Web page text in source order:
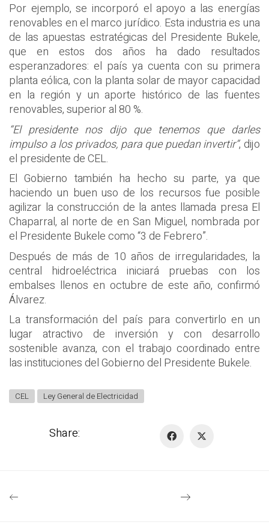
Por ejemplo, se incorporó el apoyo a las energías
renovables en el marco jurídico. Esta industria es una
de las apuestas estratégicas del Presidente Bukele,
que en estos dos años ha dado resultados
esperanzadores: el país ya cuenta con su primera
planta eólica, con la planta solar de mayor capacidad
en la región y un aporte histórico de las fuentes
renovables, superior al 80 %.
“El presidente nos dijo que tenemos que darles
impulso a los privados, para que puedan invertir”, dijo
el presidente de CEL.
El Gobierno también ha hecho su parte, ya que
haciendo un buen uso de los recursos fue posible
agilizar la construcción de la antes llamada presa El
Chaparral, al norte de en San Miguel, nombrada por
el Presidente Bukele como “3 de Febrero”.
Después de más de 10 años de irregularidades, la
central hidroeléctrica iniciará pruebas con los
embalses llenos en octubre de este año, confirmó
Álvarez.
La transformación del país para convertirlo en un
lugar atractivo de inversión y con desarrollo
sostenible avanza, con el trabajo coordinado entre
las instituciones del Gobierno del Presidente Bukele.
CEL Ley General de Electricidad
Share: